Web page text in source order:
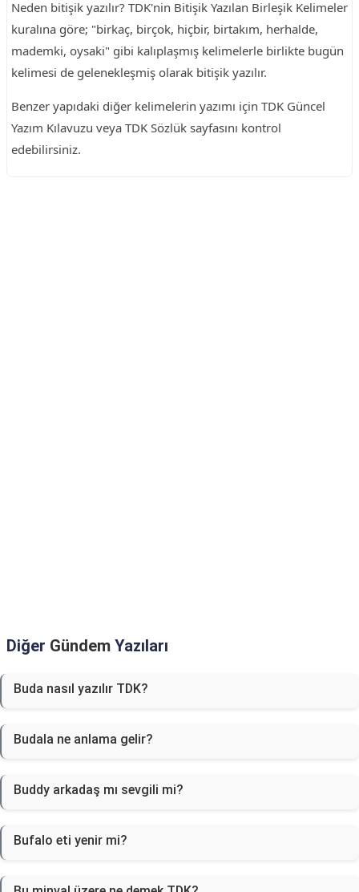
Neden bitişik yazılır? TDK'nin Bitişik Yazılan Birleşik Kelimeler
kuralına göre; "birkaç, birçok, hiçbir, birtakım, herhalde,
mademki, oysaki" gibi kalıplaşmış kelimelerle birlikte bugün
kelimesi de gelenekleşmiş olarak bitişik yazılır.
Benzer yapıdaki diğer kelimelerin yazımı için TDK Güncel
Yazım Kılavuzu veya TDK Sözlük sayfasını kontrol
edebilirsiniz.
Diğer Gündem Yazıları
Buda nasıl yazılır TDK?
Budala ne anlama gelir?
Buddy arkadaş mı sevgili mi?
Bufalo eti yenir mi?